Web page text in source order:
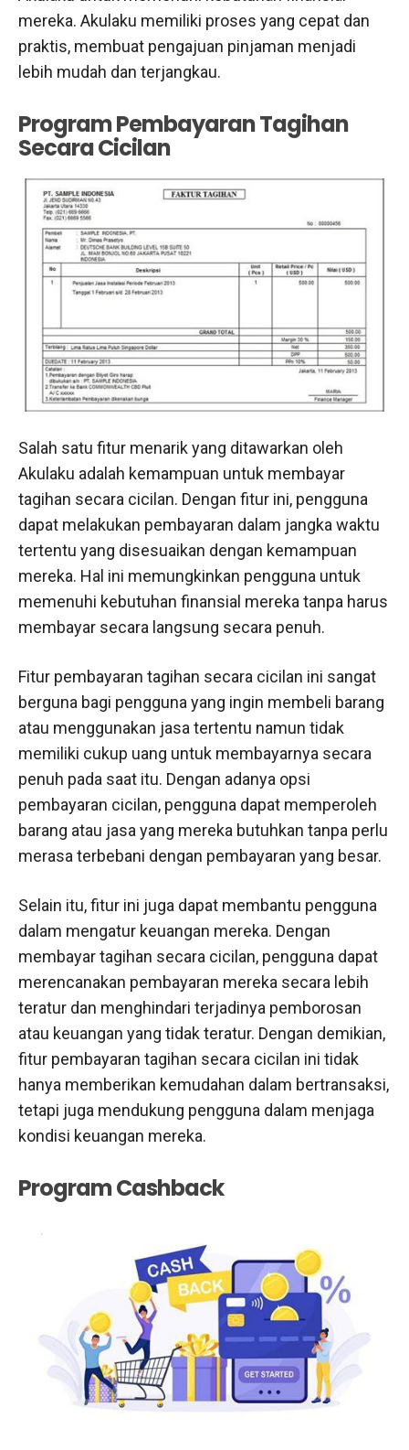
mereka. Akulaku memiliki proses yang cepat dan
praktis, membuat pengajuan pinjaman menjadi
lebih mudah dan terjangkau.
Program Pembayaran Tagihan
Secara Cicilan
Salah satu fitur menarik yang ditawarkan oleh
Akulaku adalah kemampuan untuk membayar
tagihan secara cicilan. Dengan fitur ini, pengguna
dapat melakukan pembayaran dalam jangka waktu
tertentu yang disesuaikan dengan kemampuan
mereka. Hal ini memungkinkan pengguna untuk
memenuhi kebutuhan finansial mereka tanpa harus
membayar secara langsung secara penuh.
Fitur pembayaran tagihan secara cicilan ini sangat
berguna bagi pengguna yang ingin membeli barang
atau menggunakan jasa tertentu namun tidak
memiliki cukup uang untuk membayarnya secara
penuh pada saat itu. Dengan adanya opsi
pembayaran cicilan, pengguna dapat memperoleh
barang atau jasa yang mereka butuhkan tanpa perlu
merasa terbebani dengan pembayaran yang besar.
Selain itu, fitur ini juga dapat membantu pengguna
dalam mengatur keuangan mereka. Dengan
membayar tagihan secara cicilan, pengguna dapat
merencanakan pembayaran mereka secara lebih
teratur dan menghindari terjadinya pemborosan
atau keuangan yang tidak teratur. Dengan demikian,
fitur pembayaran tagihan secara cicilan ini tidak
hanya memberikan kemudahan dalam bertransaksi,
tetapi juga mendukung pengguna dalam menjaga
kondisi keuangan mereka.
Program Cashback